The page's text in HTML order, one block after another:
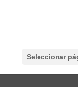
Seleccionar